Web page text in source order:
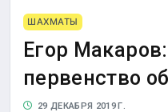
ШАХМАТЫ
Егор
первенство
29 ДЕКАБРЯ 2019 Г.